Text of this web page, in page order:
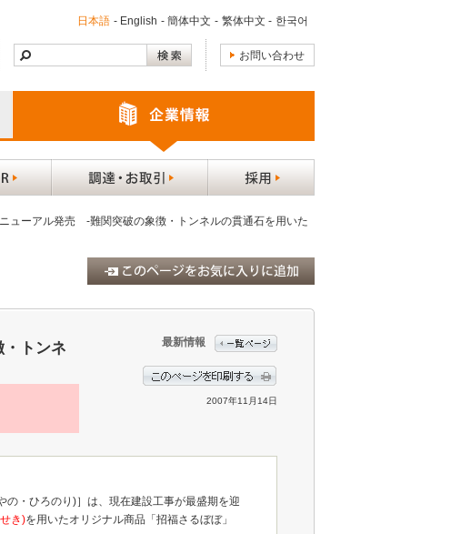
日本語 - English - 簡体中文 - 繁体中文 - 한국어
お問い合わせ
ューアル発売 -難関突破の象徴・トンネルの貫通石を用いた
トンネ
最新情報
2007年11月14日
の・ひろのり)］は、現在建設工事が最盛期を迎
き)を用いたオリジナル商品「招福さるぼぼ」